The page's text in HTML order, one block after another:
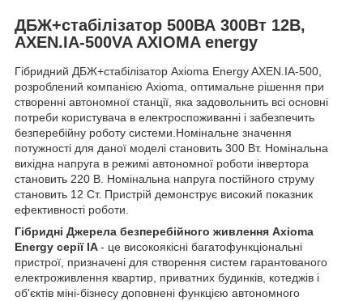
ДБЖ+стабілізатор 500ВА 300Вт 12В,
AXEN.IA-500VA AXIOMA energy
Гібридний ДБЖ+стабілізатор Axioma Energy AXEN.IA-500,
розроблений компанією Axioma, оптимальне рішення при
створенні автономної станції, яка задовольнить всі основні
потреби користувача в електроспоживанні і забезпечить
безперебійну роботу системи.Номінальне значення
потужності для даної моделі становить 300 Вт. Номінальна
вихідна напруга в режимі автономної роботи інвертора
становить 220 В. Номінальна напруга постійного струму
становить 12 Ст. Пристрій демонструє високий показник
ефективності роботи.
Гібридні Джерела безперебійного живлення Axioma
Energy серії IA- це високоякісні багатофункціональні
пристрої, призначені для створення систем гарантованого
електроживлення квартир, приватних будинків, котеджів і
об'єктів міні-бізнесу доповнені функцією автономного